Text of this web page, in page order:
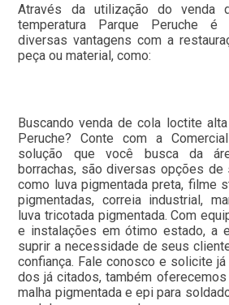
Através da utilização do venda
temperatura Parque Peruche é
diversas vantagens com a
peça ou material, como:
Buscando venda de cola loctite
Peruche? Conte com a
solução que você busca da
borrachas, são diversas opções
como luva pigmentada preta, filme
pigmentadas, correia industrial,
luva tricotada pigmentada. Com
e instalações em ótimo estado, a
suprir a necessidade de seus
confiança. Fale conosco e solicite
dos já citados, também
malha pigmentada e epi para